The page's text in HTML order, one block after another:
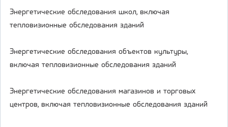
Энергетические обследования школ, включая
тепловизионные обследования зданий
Энергетические обследования объектов культуры,
включая тепловизионные обследования зданий
Энергетические обследования магазинов и торговых
центров, включая тепловизионные обследования зданий